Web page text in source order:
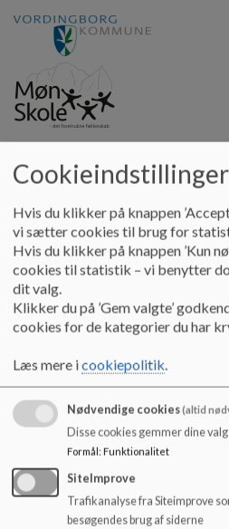
G
h
Værdier Grundlag Børnesyn
Børnesyn
Børnesyn på Møn skole
Børn har potentiale for
Alla børn har ressourcer og
Alle børn er en del af
Alle børn oplever glæde, tryghed
Alla børn mødes med tydelige
Børns handlinger giver mening for
Cookieindstillinger
Hvis du klikker på knappen
vi sætter cookies til brug for
Hvis du klikker på knappen ’Kun
cookies til statistik – vi benytter
dit valg.
Klikker du på ’Gem valgte’
cookies for de kategorier du har
Læs mere icookiepolitik.
Nødvendige cookies(altid
Disse cookies gemmer dine
Formål: Funktionalitet
SiteImprove
Trafikanalyse fra Siteimprove
besøgendes brug af siderne